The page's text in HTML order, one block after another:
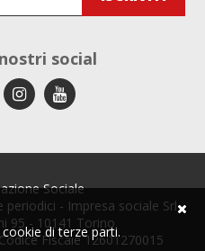
nostri social
Sociale
periodici - Impresa sociale Srl
95 - 10141 Torino
Fiscale 12601270015
di terze parti.